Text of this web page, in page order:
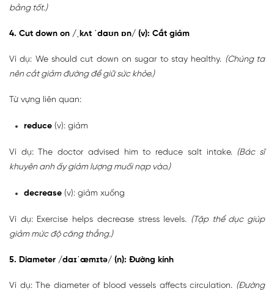
bằng tốt.)
4. Cut down on /ˌkʌt ˈdaʊn ɒn/ (v): Cắt giảm
Ví dụ: We should cut down on sugar to stay healthy. (Chúng ta
nên cắt giảm đường để giữ sức khỏe.)
Từ vựng liên quan:
reduce (v): giảm
Ví dụ: The doctor advised him to reduce salt intake. (Bác sĩ
khuyên anh ấy giảm lượng muối nạp vào.)
decrease (v): giảm xuống
Ví dụ: Exercise helps decrease stress levels. (Tập thể dục giúp
giảm mức độ căng thẳng.)
5. Diameter /daɪˈæmɪtə/ (n): Đường kính
Ví dụ: The diameter of blood vessels affects circulation. (Đường